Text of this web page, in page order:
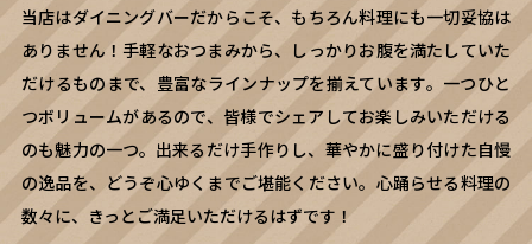
当店はダイニングバーだからこそ、もちろん料理にも一切妥協は
ありません！手軽なおつまみから、しっかりお腹を満たしていた
だけるものまで、豊富なラインナップを揃えています。一つひと
つボリュームがあるので、皆様でシェアしてお楽しみいただける
のも魅力の一つ。出来るだけ手作りし、華やかに盛り付けた自慢
の逸品を、どうぞ心ゆくまでご堪能ください。心踊らせる料理の
数々に、きっとご満足いただけるはずです！